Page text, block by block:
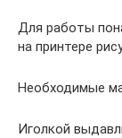
Для работы
на принтере
Необходимые
Иголкой